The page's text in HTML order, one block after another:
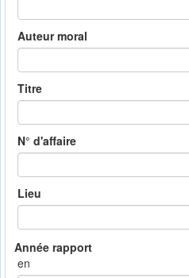
Auteur moral
Titre
N° d'affaire
Lieu
en